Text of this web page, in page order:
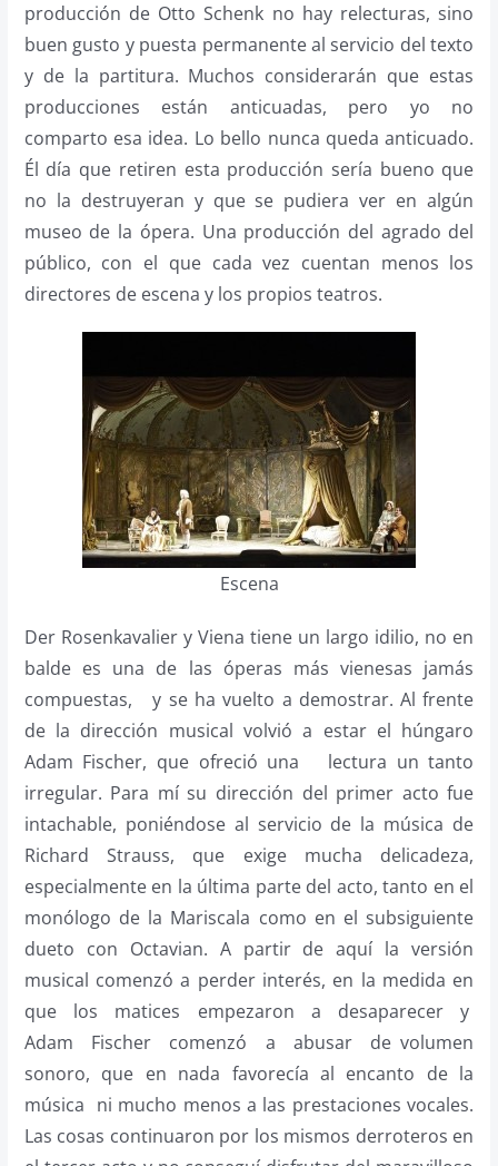
producción de Otto Schenk no hay relecturas, sino
buen gusto y puesta permanente al servicio del texto
y de la partitura. Muchos considerarán que estas
producciones están anticuadas, pero yo no
comparto esa idea. Lo bello nunca queda anticuado.
Él día que retiren esta producción sería bueno que
no la destruyeran y que se pudiera ver en algún
museo de la ópera. Una producción del agrado del
público, con el que cada vez cuentan menos los
directores de escena y los propios teatros.
Escena
Der Rosenkavalier y Viena tiene un largo idilio, no en
balde es una de las óperas más vienesas jamás
compuestas, y se ha vuelto a demostrar. Al frente
de la dirección musical volvió a estar el húngaro
Adam Fischer, que ofreció una lectura un tanto
irregular. Para mí su dirección del primer acto fue
intachable, poniéndose al servicio de la música de
Richard Strauss, que exige mucha delicadeza,
especialmente en la última parte del acto, tanto en el
monólogo de la Mariscala como en el subsiguiente
dueto con Octavian. A partir de aquí la versión
musical comenzó a perder interés, en la medida en
que los matices empezaron a desaparecer y
Adam Fischer comenzó a abusar de volumen
sonoro, que en nada favorecía al encanto de la
música ni mucho menos a las prestaciones vocales.
Las cosas continuaron por los mismos derroteros en